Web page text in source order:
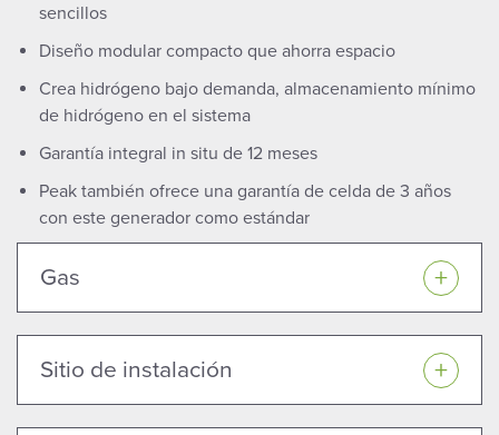
sencillos
Diseño modular compacto que ahorra espacio
Crea hidrógeno bajo demanda, almacenamiento mínimo
de hidrógeno en el sistema
Garantía integral in situ de 12 meses
Peak también ofrece una garantía de celda de 3 años
con este generador como estándar
Gas
Sitio de instalación